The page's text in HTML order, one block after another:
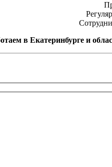
в Екатеринбурге и